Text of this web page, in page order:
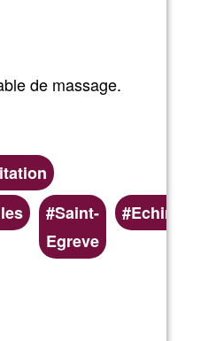
de massage.
Saint-
Egreve
Echirolles